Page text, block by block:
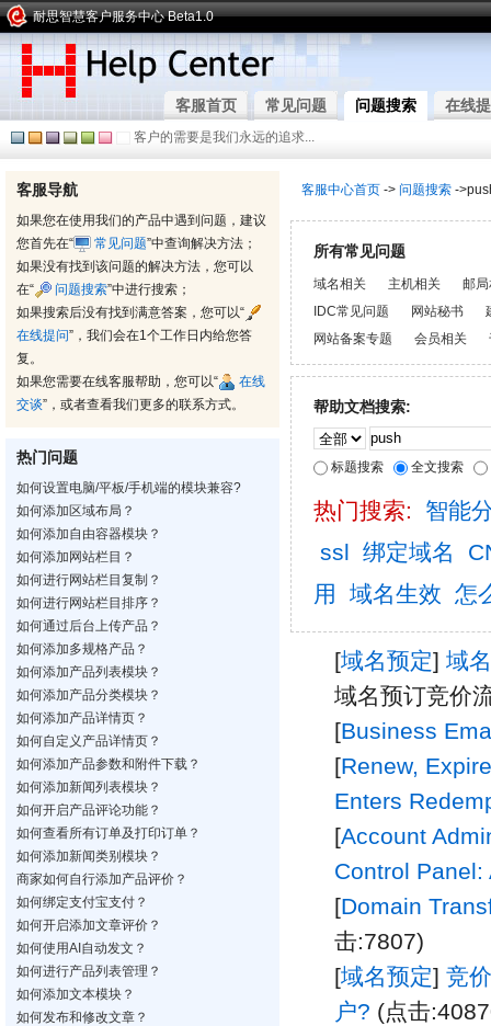
耐思智慧客户服务中心 Beta1.0
客服首页 常见问题 问题搜索 在线
客户的需要是我们永远的追求...
客服导航
如果您在使用我们的产品中遇到问题，建议
您首先在“
常见问题”中查询解决方法；
如果没有找到该问题的解决方法，您可以
在“
问题搜索”中进行搜索；
如果搜索后没有找到满意答案，您可以“
在线提问”，我们会在1个工作日内给您答
复。
如果您需要在线客服帮助，您可以“
在线
交谈”，或者查看我们更多的联系方式。
热门问题
如何设置电脑/平板/手机端的模块兼容?
如何添加区域布局？
如何添加自由容器模块？
如何添加网站栏目？
如何进行网站栏目复制？
如何进行网站栏目排序？
如何通过后台上传产品？
如何添加多规格产品？
如何添加产品列表模块？
如何添加产品分类模块？
如何添加产品详情页？
如何自定义产品详情页？
如何添加产品参数和附件下载？
如何添加新闻列表模块？
如何开启产品评论功能？
如何查看所有订单及打印订单？
如何添加新闻类别模块？
商家如何自行添加产品评价？
如何绑定支付宝支付？
如何开启添加文章评价？
如何使用AI自动发文？
如何进行产品列表管理？
如何添加文本模块？
如何发布和修改文章？
客服中心首页 -> 问题搜索 -
所有常见问题
域名相关 主机相关
邮
IDC常见问题
网站秘书
网站备案专题
会员相关
帮助文档搜索:
标题搜索 全文搜索
热门搜索:
智能
ssl 绑定域名
用
域名生效 怎
[域名预定] 域
域名预订竞价
[Business
[Renew,
Enters
[Account
Control Panel:
[Domain
击:7807)
[域名预定] 竞
户? (点击